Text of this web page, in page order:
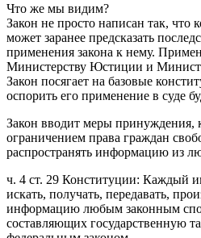
Что же мы видим?
Закон не просто написан так, что
может заранее предсказать
применения закона к нему.
Министерству Юстиции и
Закон посягает на базовые
оспорить его применение в суде
Закон вводит меры принуждения,
ограничением права граждан
распространять информацию из
ч. 4 ст. 29 Конституции: Каждый
искать, получать, передавать,
информацию любым законным
составляющих государственную